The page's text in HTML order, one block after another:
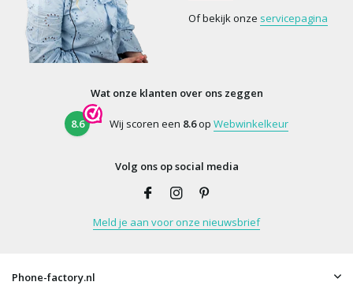
Of bekijk onze servicepagina
Wat onze klanten over ons zeggen
8.6 Wij scoren een 8.6op Webwinkelkeur
Volg ons op social media
Meld je aan voor onze nieuwsbrief
Phone-factory.nl